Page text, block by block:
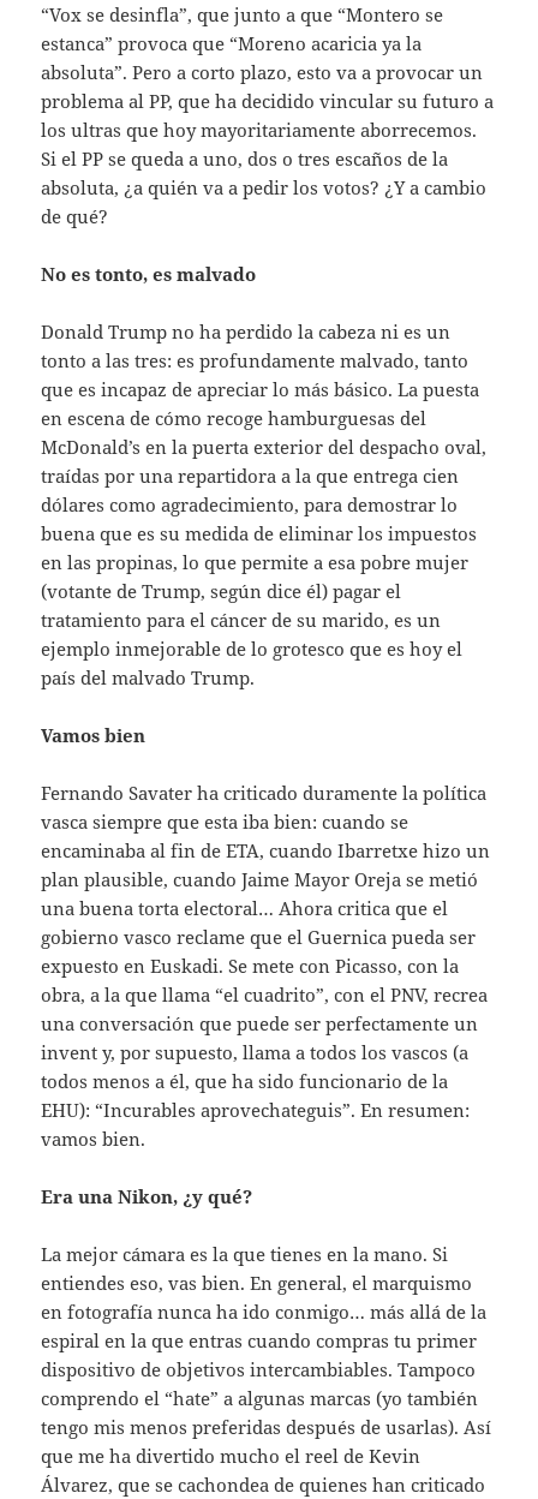
“Vox se desinfla”, que junto a que “Montero se
estanca” provoca que “Moreno acaricia ya la
absoluta”. Pero a corto plazo, esto va a provocar un
problema al PP, que ha decidido vincular su futuro a
los ultras que hoy mayoritariamente aborrecemos.
Si el PP se queda a uno, dos o tres escaños de la
absoluta, ¿a quién va a pedir los votos? ¿Y a cambio
de qué?
No es tonto, es malvado
Donald Trump no ha perdido la cabeza ni es un
tonto a las tres: es profundamente malvado, tanto
que es incapaz de apreciar lo más básico. La puesta
en escena de cómo recoge hamburguesas del
McDonald’s en la puerta exterior del despacho oval,
traídas por una repartidora a la que entrega cien
dólares como agradecimiento, para demostrar lo
buena que es su medida de eliminar los impuestos
en las propinas, lo que permite a esa pobre mujer
(votante de Trump, según dice él) pagar el
tratamiento para el cáncer de su marido, es un
ejemplo inmejorable de lo grotesco que es hoy el
país del malvado Trump.
Vamos bien
Fernando Savater ha criticado duramente la política
vasca siempre que esta iba bien: cuando se
encaminaba al fin de ETA, cuando Ibarretxe hizo un
plan plausible, cuando Jaime Mayor Oreja se metió
una buena torta electoral… Ahora critica que el
gobierno vasco reclame que el Guernica pueda ser
expuesto en Euskadi. Se mete con Picasso, con la
obra, a la que llama “el cuadrito”, con el PNV, recrea
una conversación que puede ser perfectamente un
invent y, por supuesto, llama a todos los vascos (a
todos menos a él, que ha sido funcionario de la
EHU): “Incurables aprovechateguis”. En resumen:
vamos bien.
Era una Nikon, ¿y qué?
La mejor cámara es la que tienes en la mano. Si
entiendes eso, vas bien. En general, el marquismo
en fotografía nunca ha ido conmigo… más allá de la
espiral en la que entras cuando compras tu primer
dispositivo de objetivos intercambiables. Tampoco
comprendo el “hate” a algunas marcas (yo también
tengo mis menos preferidas después de usarlas). Así
que me ha divertido mucho el reel de Kevin
Álvarez, que se cachondea de quienes han criticado